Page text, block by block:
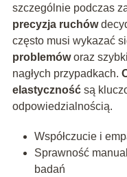
szczególnie podczas
precyzja ruchów
często musi wykazać
problemóworaz
nagłych przypadkach.
elastycznośćsą
odpowiedzialnością.
Współczucie i
Sprawność
badań